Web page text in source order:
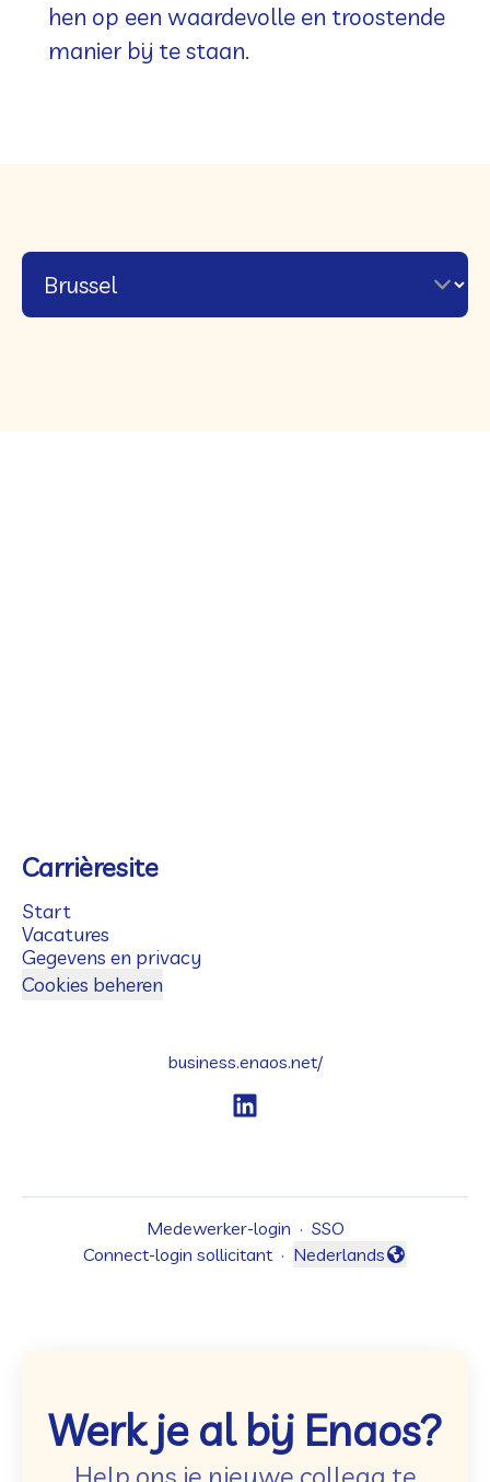
hen op een waardevolle en troostende
manier bij te staan.
Carrièresite
Start
Vacatures
Gegevens en privacy
Cookies beheren
business.enaos.net/
Medewerker-login · SSO
Connect-login sollicitant ·
Taal wijzigen
Nederlands
Werk je al bij Enaos?